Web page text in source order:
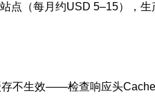
（每月约USD 5–15），
不生效——检查响应头